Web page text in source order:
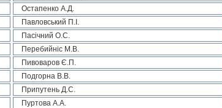
Остапенко А.Д.
Павловський П.І.
Пасічний О.С.
Перебийніс М.В.
Пивоваров Є.П.
Подгорна В.В.
Припутень Д.С.
Пуртова А.А.